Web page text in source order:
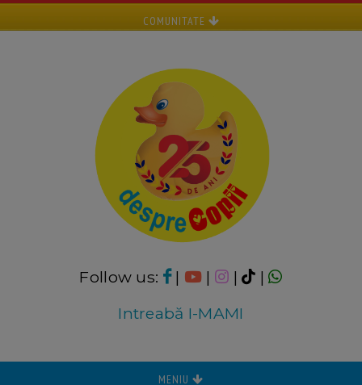
COMUNITATE
Follow us: | | |
|
Intreabă I-MAMI
MENIU